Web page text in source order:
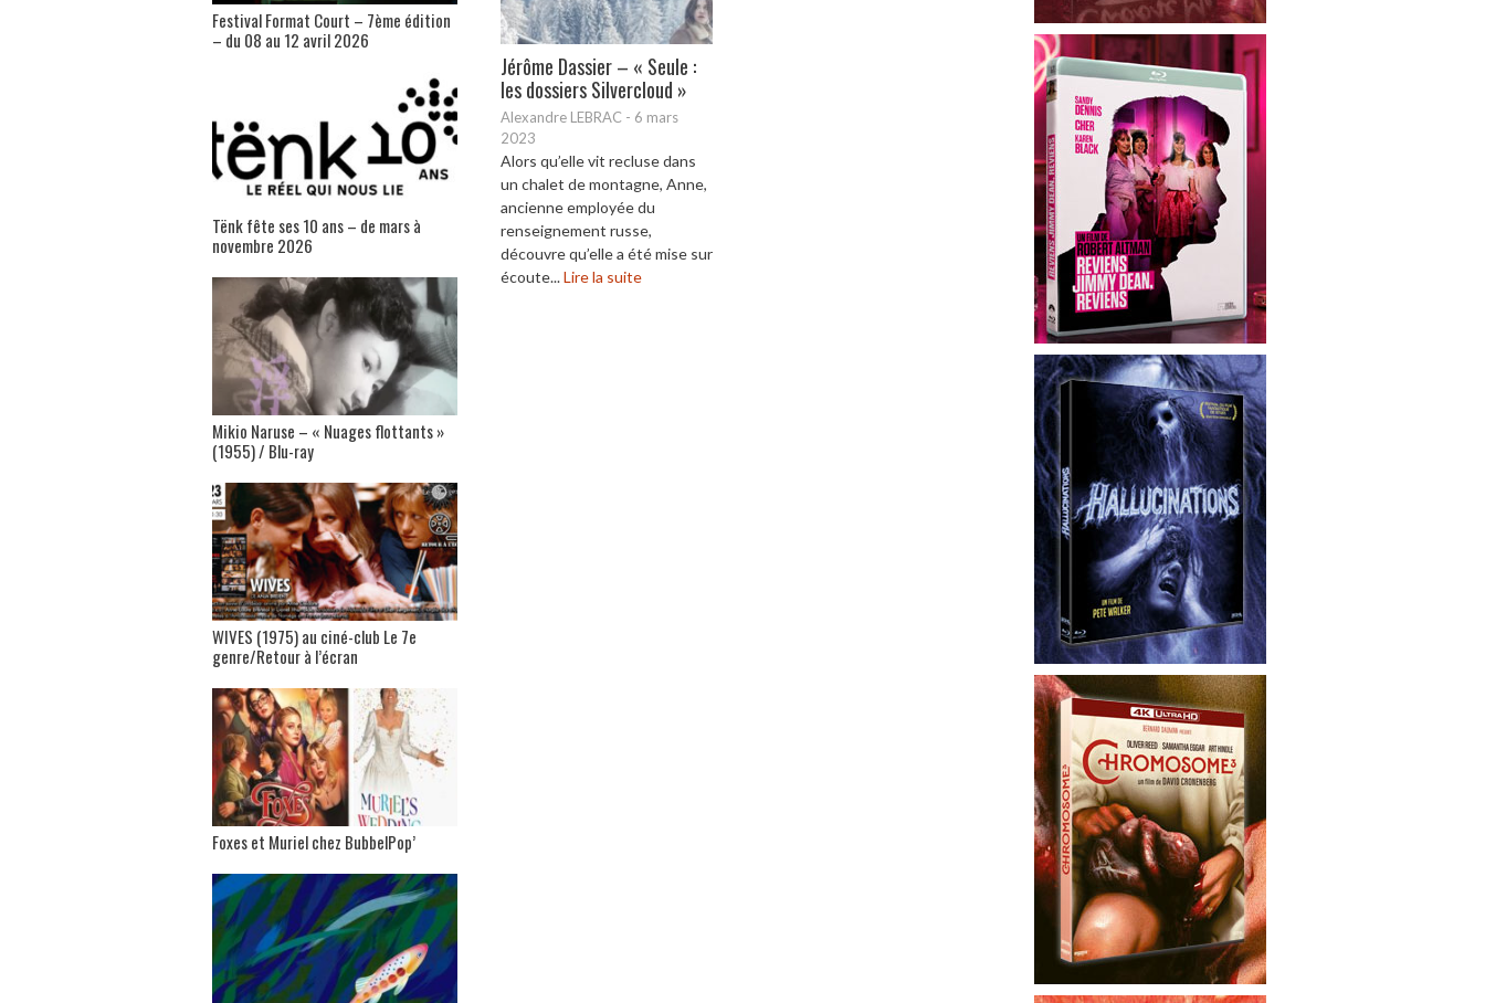
Jérôme Dassier – « Seule :
les dossiers Silvercloud »
Alexandre LEBRAC - 6 mars
2023
Alors qu’elle vit recluse dans
un chalet de montagne, Anne,
ancienne employée du
renseignement russe,
découvre qu’elle a été mise sur
écoute...Lire la suite
Festival Format Court – 7ème édition
– du 08 au 12 avril 2026
Tënk fête ses 10 ans – de mars à
novembre 2026
Mikio Naruse – « Nuages flottants »
(1955) / Blu-ray
WIVES (1975) au ciné-club Le 7e
genre/Retour à l’écran
Foxes et Muriel chez BubbelPop’